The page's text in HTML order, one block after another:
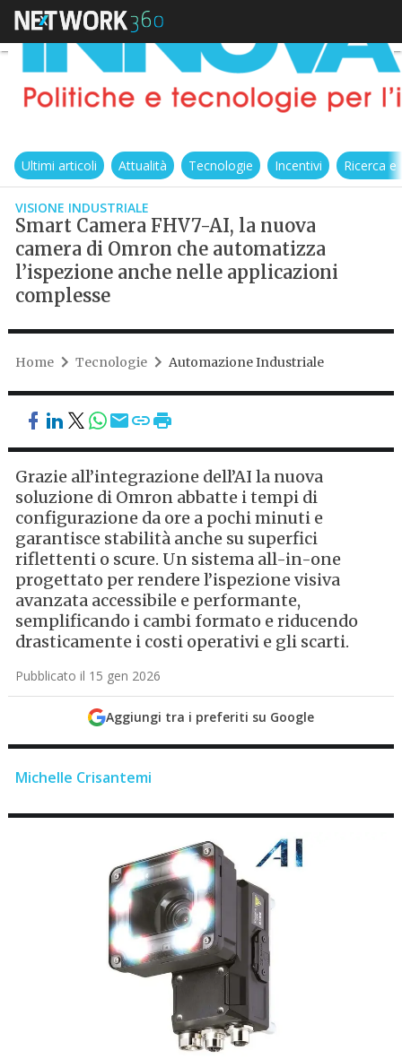
Ultimi articoli Attualità Tecnologie Incentivi Ricerca
VISIONE INDUSTRIALE
Smart Camera FHV7-AI, la nuova
camera di Omron che automatizza
l’ispezione anche nelle applicazioni
complesse
Home Tecnologie Automazione Industriale
Grazie all’integrazione dell’AI la nuova
soluzione di Omron abbatte i tempi di
configurazione da ore a pochi minuti e
garantisce stabilità anche su superfici
riflettenti o scure. Un sistema all-in-one
progettato per rendere l’ispezione visiva
avanzata accessibile e performante,
semplificando i cambi formato e riducendo
drasticamente i costi operativi e gli scarti.
Pubblicato il 15 gen 2026
Aggiungi tra i preferiti su Google
Michelle Crisantemi